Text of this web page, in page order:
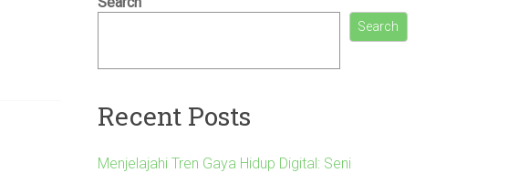
Search
Recent Posts
Menjelajahi Tren Gaya Hidup Digital: Seni